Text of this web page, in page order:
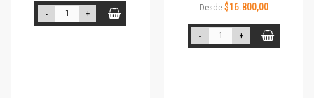
- +
Desde $16.800,00
- +